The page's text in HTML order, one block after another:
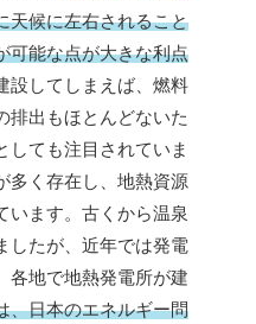
天候に左右されること
可能な点が大きな利点
設してしまえば、燃料
排出もほとんどないた
しても注目されていま
多く存在し、地熱資源
います。古くから温泉
したが、近年では発電
各地で地熱発電所が建
、日本のエネルギー問